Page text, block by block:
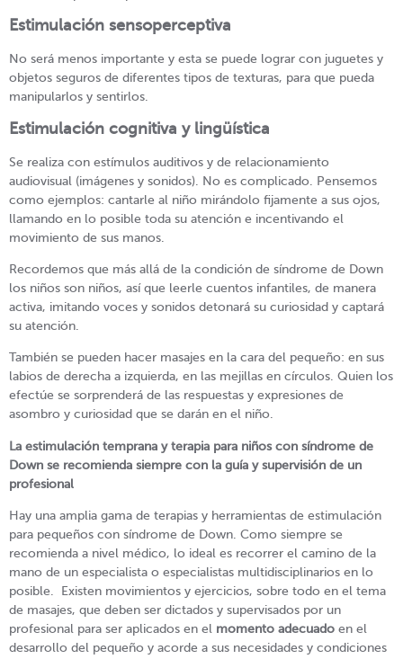
Estimulación sensoperceptiva
No será menos importante y esta se puede lograr con juguetes y
objetos seguros de diferentes tipos de texturas, para que pueda
manipularlos y sentirlos.
Estimulación cognitiva y lingüística
Se realiza con estímulos auditivos y de relacionamiento
audiovisual (imágenes y sonidos). No es complicado. Pensemos
como ejemplos: cantarle al niño mirándolo fijamente a sus ojos,
llamando en lo posible toda su atención e incentivando el
movimiento de sus manos.
Recordemos que más allá de la condición de síndrome de Down
los niños son niños, así que leerle cuentos infantiles, de manera
activa, imitando voces y sonidos detonará su curiosidad y captará
su atención.
También se pueden hacer masajes en la cara del pequeño: en sus
labios de derecha a izquierda, en las mejillas en círculos. Quien los
efectúe se sorprenderá de las respuestas y expresiones de
asombro y curiosidad que se darán en el niño.
La estimulación temprana y terapia para niños con síndrome de
Down se recomienda siempre con la guía y supervisión de un
profesional
Hay una amplia gama de terapias y herramientas de estimulación
para pequeños con síndrome de Down. Como siempre se
recomienda a nivel médico, lo ideal es recorrer el camino de la
mano de un especialista o especialistas multidisciplinarios en lo
posible. Existen movimientos y ejercicios, sobre todo en el tema
de masajes, que deben ser dictados y supervisados por un
profesional para ser aplicados en el momento adecuado en el
desarrollo del pequeño y acorde a sus necesidades y condiciones